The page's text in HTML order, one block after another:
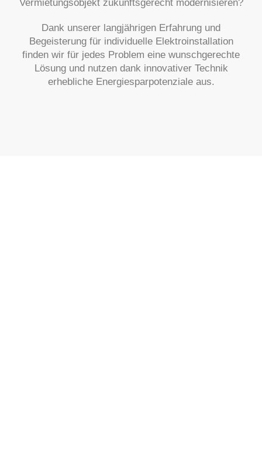
Vermietungsobjekt zukunftsgerecht modernisieren?
Dank unserer langjährigen Erfahrung und
Begeisterung für individuelle Elektroinstallation
finden wir für jedes Problem eine wunschgerechte
Lösung und nutzen dank innovativer Technik
erhebliche Energiesparpotenziale aus.